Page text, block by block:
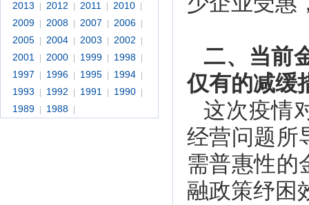
2013 2012 2011 2010
2009 2008 2007 2006
2005 2004 2003 2002
2001 2000 1999 1998
1997 1996 1995 1994
1993 1992 1991 1990
1989 1988
二、当前
仅有的减缓
这次疫情
经营问题所
需普惠性的
融政策纾困